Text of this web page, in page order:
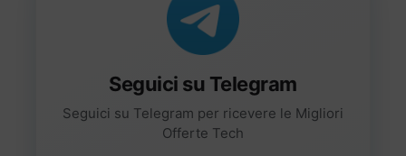
Seguici su Telegram
Seguici su Telegram per ricevere le Migliori
Offerte Tech